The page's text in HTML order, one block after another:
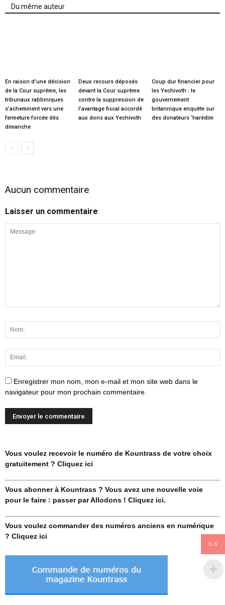
Du même auteur
En raison d’une décision
de la Cour suprême, les
tribunaux rabbiniques
s’acheminent vers une
fermeture forcée dès
dimanche
Deux recours déposés
devant la Cour suprême
contre la suppression de
l’avantage fiscal accordé
aux dons aux Yechivoth
Coup dur financier pour
les Yechivoth : le
gouvernement
britannique enquête sur
des donateurs ‘harédim
Aucun commentaire
Laisser un commentaire
Enregistrer mon nom, mon e-mail et mon site web dans le
navigateur pour mon prochain commentaire.
Vous voulez recevoir le numéro de Kountrass de votre choix
gratuitement ? Cliquez ici
Vous abonner à Kountrass ? Vous avez une nouvelle voie
pour le faire : passer par Allodons ! Cliquez ici.
Vous voulez commander des numéros anciens en numérique
? Cliquez ici
ILS